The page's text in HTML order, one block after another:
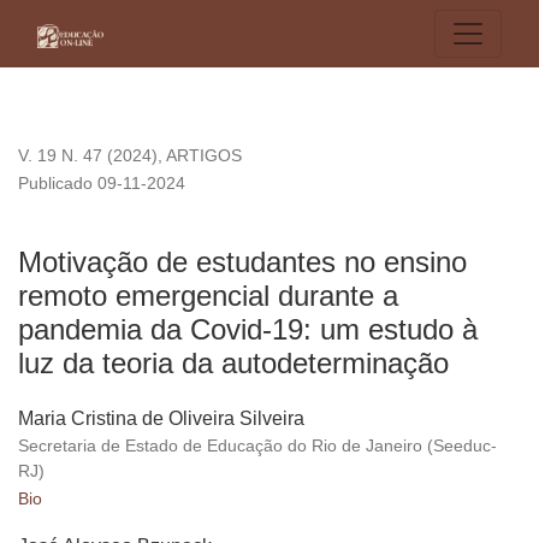
V. 19 N. 47 (2024), ARTIGOS
Motivação de estudantes no ensino
remoto emergencial durante a
pandemia da Covid-19: um estudo à
luz da teoria da autodeterminação
Publicado 09-11-2024
Maria Cristina de Oliveira Silveira
Secretaria de Estado de Educação do Rio de Janeiro (Seeduc-
RJ)
Bio